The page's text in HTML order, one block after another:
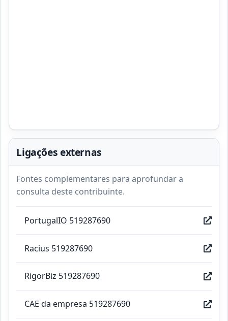
Ligações externas
Fontes complementares para aprofundar a
consulta deste contribuinte.
PortugalIO 519287690
Racius 519287690
RigorBiz 519287690
CAE da empresa 519287690